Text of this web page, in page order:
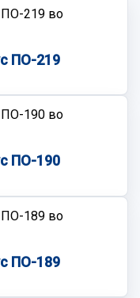
ПО-219
ПО-190
ПО-189